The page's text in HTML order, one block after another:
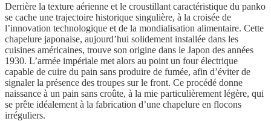
Derrière la texture aérienne et le croustillant caractéristique du panko
se cache une trajectoire historique singulière, à la croisée de
l’innovation technologique et de la mondialisation alimentaire. Cette
chapelure japonaise, aujourd’hui solidement installée dans les
cuisines américaines, trouve son origine dans le Japon des années
1930. L’armée impériale met alors au point un four électrique
capable de cuire du pain sans produire de fumée, afin d’éviter de
signaler la présence des troupes sur le front. Ce procédé donne
naissance à un pain sans croûte, à la mie particulièrement légère, qui
se prête idéalement à la fabrication d’une chapelure en flocons
irréguliers.